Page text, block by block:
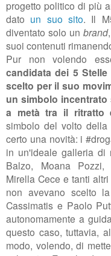
progetto politico di più
dato un suo sito. Il
diventato solo un brand
suoi contenuti
Pur non volendo
candidata dei 5
scelto per il suo
un simbolo
a metà tra il ritratto
simbolodel volto della
certo una novità: i
in un'ideale galleria di
Balzo, Moana Pozzi,
Mirella Cece e tanti altri
non avevano scelto
Cassimatis e Paolo
autonomamente a
questo caso, tuttavia,
modo, volendo, di